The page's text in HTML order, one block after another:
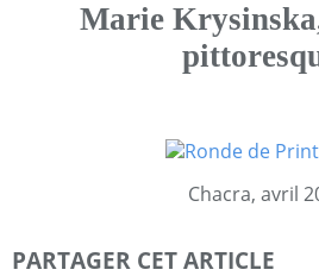
Marie
Chacra, avril
PARTAGER CET ARTICLE